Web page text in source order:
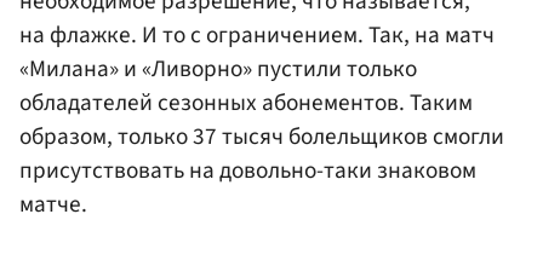
на флажке. И то с ограничением. Так, на матч
«Милана» и «Ливорно» пустили только
обладателей сезонных абонементов. Таким
образом, только 37 тысяч болельщиков смогли
присутствовать на довольно-таки знаковом
матче.